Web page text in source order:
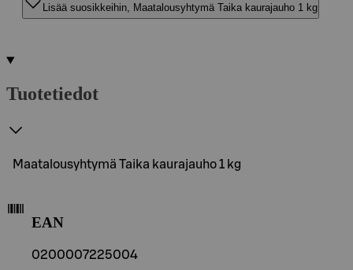
Lisää suosikkeihin, Maatalousyhtymä Taika kaurajauho 1 kg
Tuotetiedot
Maatalousyhtymä Taika kaurajauho 1 kg
EAN
0200007225004